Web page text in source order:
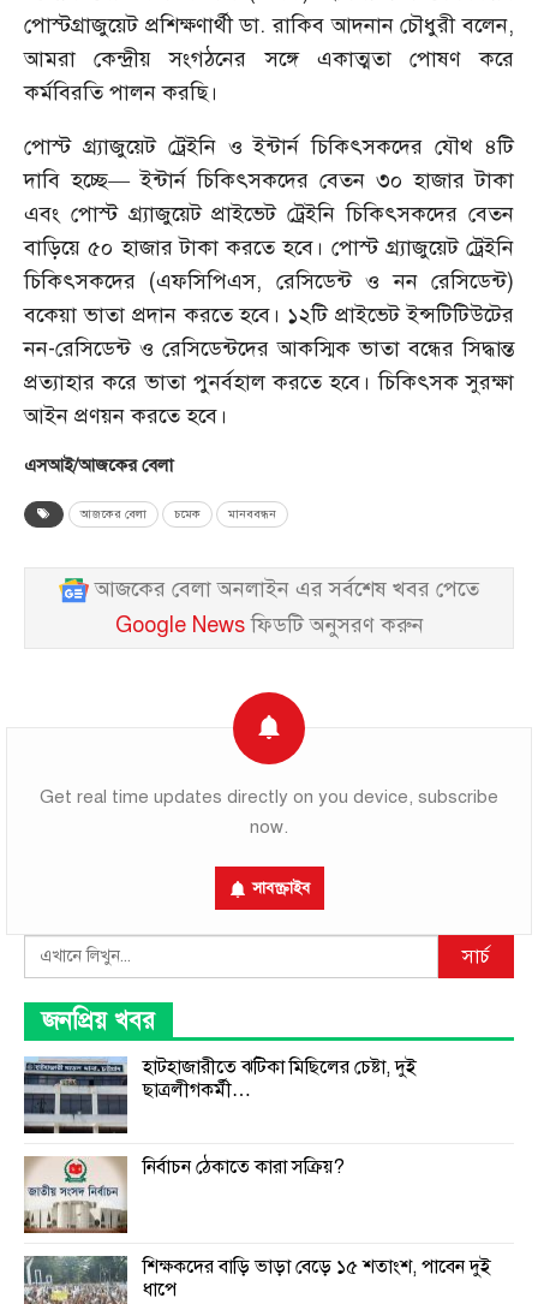
পোস্টগ্রাজুয়েট প্রশিক্ষণার্থী ডা. রাকিব আদনান চৌধুরী বলেন,
আমরা কেন্দ্রীয় সংগঠনের সঙ্গে একাত্মতা পোষণ করে
কর্মবিরতি পালন করছি।
পোস্ট গ্র্যাজুয়েট ট্রেইনি ও ইন্টার্ন চিকিৎসকদের যৌথ ৪টি
দাবি হচ্ছে— ইন্টার্ন চিকিৎসকদের বেতন ৩০ হাজার টাকা
এবং পোস্ট গ্র্যাজুয়েট প্রাইভেট ট্রেইনি চিকিৎসকদের বেতন
বাড়িয়ে ৫০ হাজার টাকা করতে হবে। পোস্ট গ্র্যাজুয়েট ট্রেইনি
চিকিৎসকদের (এফসিপিএস, রেসিডেন্ট ও নন রেসিডেন্ট)
বকেয়া ভাতা প্রদান করতে হবে। ১২টি প্রাইভেট ইন্সটিটিউটের
নন-রেসিডেন্ট ও রেসিডেন্টদের আকস্মিক ভাতা বন্ধের সিদ্ধান্ত
প্রত্যাহার করে ভাতা পুনর্বহাল করতে হবে। চিকিৎসক সুরক্ষা
আইন প্রণয়ন করতে হবে।
এসআই/আজকের বেলা
আজকের বেলা চমেক মানববন্ধন
আজকের বেলা অনলাইন এর সর্বশেষ খবর পেতে
Google Newsফিডটি অনুসরণ করুন
Get real time updates directly on you device, subscribe
now.
সাবস্ক্রাইব
Search সার্চ
জনপ্রিয় খবর
হাটহাজারীতে ঝটিকা মিছিলের চেষ্টা, দুই
ছাত্রলীগকর্মী…
নির্বাচন ঠেকাতে কারা সক্রিয়?
শিক্ষকদের বাড়ি ভাড়া বেড়ে ১৫ শতাংশ, পাবেন দুই
ধাপে